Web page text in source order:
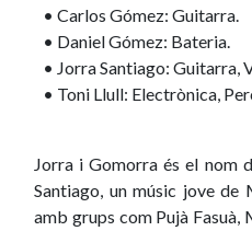
• Carlos Gómez: Guitarra.
• Daniel Gómez: Bateria.
• Jorra Santiago: Guitarra,
• Toni Llull: Electrònica,
Jorra i Gomorra és el nom
Santiago, un músic jove
amb grups com Pujà Fasuà,